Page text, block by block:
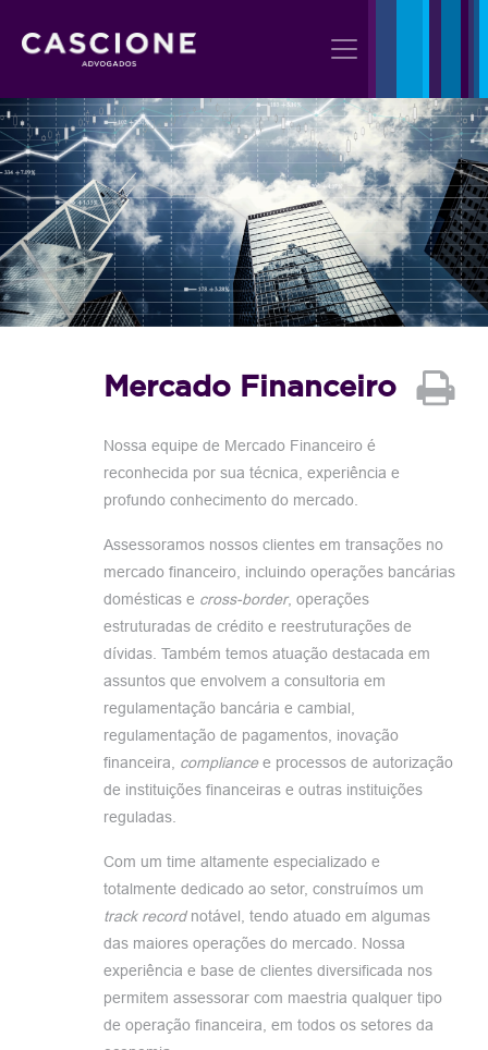
Mercado Financeiro
Nossa equipe de Mercado Financeiro é
reconhecida por sua técnica, experiência e
profundo conhecimento do mercado.
Assessoramos nossos clientes em transações no
mercado financeiro, incluindo operações bancárias
domésticas e cross-border, operações
estruturadas de crédito e reestruturações de
dívidas. Também temos atuação destacada em
assuntos que envolvem a consultoria em
regulamentação bancária e cambial,
regulamentação de pagamentos, inovação
financeira, compliancee processos de autorização
de instituições financeiras e outras instituições
reguladas.
Com um time altamente especializado e
totalmente dedicado ao setor, construímos um
track recordnotável, tendo atuado em algumas
das maiores operações do mercado. Nossa
experiência e base de clientes diversificada nos
permitem assessorar com maestria qualquer tipo
de operação financeira, em todos os setores da